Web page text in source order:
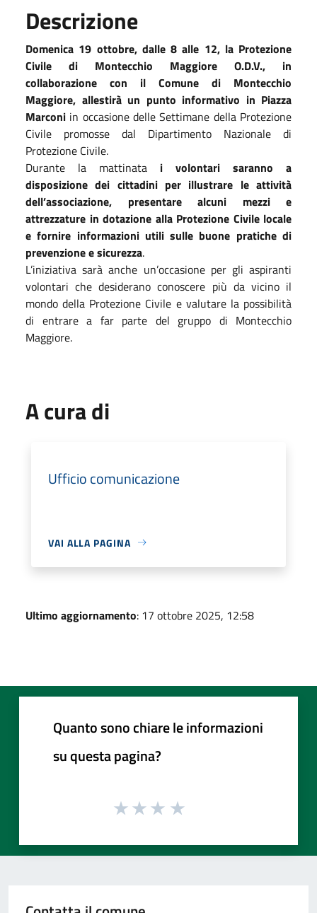
Descrizione
Domenica 19 ottobre, dalle 8 alle 12, la Protezione
Civile di Montecchio Maggiore O.D.V., in
collaborazione con il Comune di Montecchio
Maggiore, allestirà un punto informativo in Piazza
Marconi in occasione delle Settimane della Protezione
Civile promosse dal Dipartimento Nazionale di
Protezione Civile.
Durante la mattinata i volontari saranno a
disposizione dei cittadini per illustrare le attività
dell’associazione, presentare alcuni mezzi e
attrezzature in dotazione alla Protezione Civile locale
e fornire informazioni utili sulle buone pratiche di
prevenzione e sicurezza.
L’iniziativa sarà anche un’occasione per gli aspiranti
volontari che desiderano conoscere più da vicino il
mondo della Protezione Civile e valutare la possibilità
di entrare a far parte del gruppo di Montecchio
Maggiore.
A cura di
Ufficio comunicazione
VAI ALLA PAGINA
Ultimo aggiornamento: 17 ottobre 2025, 12:58
Quanto sono chiare le informazioni
su questa pagina?